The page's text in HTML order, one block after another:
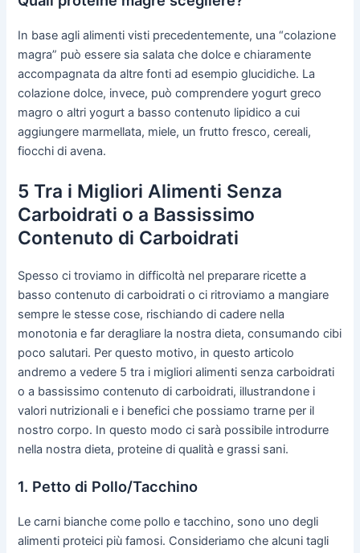
In base agli alimenti visti precedentemente, una “colazione
magra” può essere sia salata che dolce e chiaramente
accompagnata da altre fonti ad esempio glucidiche. La
colazione dolce, invece, può comprendere yogurt greco
magro o altri yogurt a basso contenuto lipidico a cui
aggiungere marmellata, miele, un frutto fresco, cereali,
fiocchi di avena.
5 Tra i Migliori Alimenti Senza
Carboidrati o a Bassissimo
Contenuto di Carboidrati
Spesso ci troviamo in difficoltà nel preparare ricette a
basso contenuto di carboidrati o ci ritroviamo a mangiare
sempre le stesse cose, rischiando di cadere nella
monotonia e far deragliare la nostra dieta, consumando cibi
poco salutari. Per questo motivo, in questo articolo
andremo a vedere 5 tra i migliori alimenti senza carboidrati
o a bassissimo contenuto di carboidrati, illustrandone i
valori nutrizionali e i benefici che possiamo trarne per il
nostro corpo. In questo modo ci sarà possibile introdurre
nella nostra dieta, proteine di qualità e grassi sani.
1. Petto di Pollo/Tacchino
Le carni bianche come pollo e tacchino, sono uno degli
alimenti proteici più famosi. Consideriamo che alcuni tagli